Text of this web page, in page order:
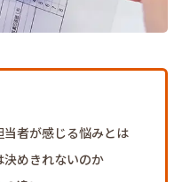
当者が感じる悩みとは
めきれないのか